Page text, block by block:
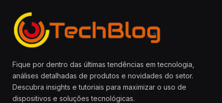
Fique por dentro das últimas tendências em tecnologia,
análises detalhadas de produtos e novidades do setor.
Descubra insights e tutoriais para maximizar o uso de
dispositivos e soluções tecnológicas.